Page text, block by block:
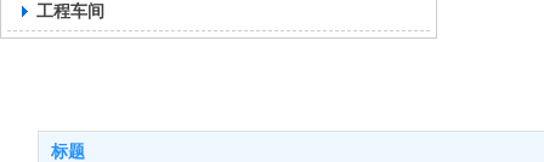
工程车间
标题